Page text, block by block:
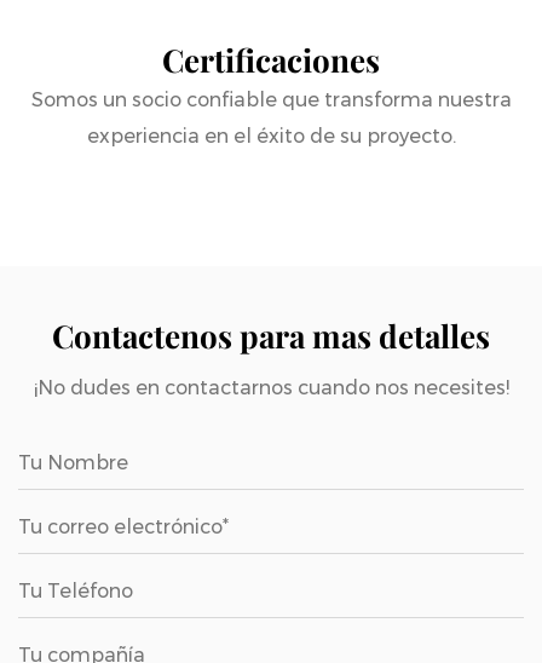
necesidades personalizadas, comuníquese
con la consultoría de servicio al cliente en
segundo plano
Certificaciones
Somos un socio confiable que transforma nuestra
experiencia en el éxito de su proyecto.
Contactenos para mas detalles
¡No dudes en contactarnos cuando nos necesites!